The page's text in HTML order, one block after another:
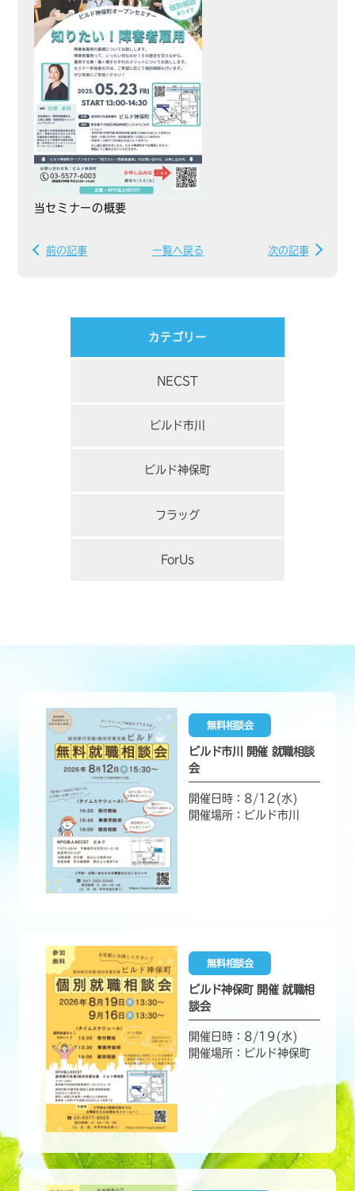
当セミナーの概要
前の記事 一覧へ戻る 次の記事
カテゴリー
NECST
ビルド市川
ビルド神保町
フラッグ
ForUs
無料相談会
ビルド市川 開催 就職相談
会
開催日時：8/12(水)
開催場所：ビルド市川
無料相談会
ビルド神保町 開催 就職相
談会
開催日時：8/19(水)
開催場所：ビルド神保町